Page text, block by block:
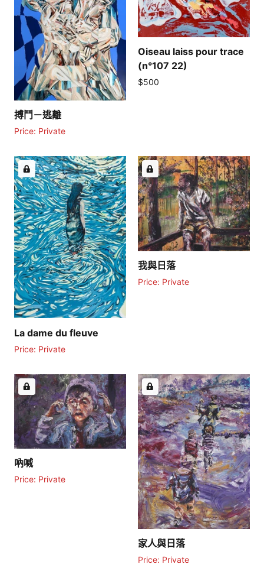
搏鬥－逃離
Price: Private
Oiseau laiss pour trace
(n°107 22)
定
$500
La dame du fleuve
Price: Private
我與日落
Price: Private
吶喊
Price: Private
家人與日落
Price: Private